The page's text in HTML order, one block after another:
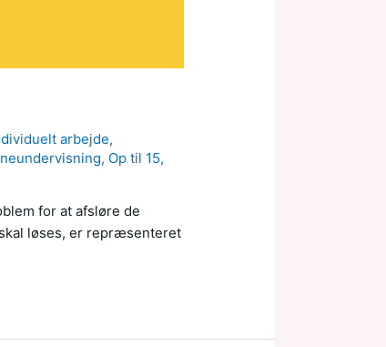
arbejde,
, Op til 15,
for at afsløre de
løses, er repræsenteret